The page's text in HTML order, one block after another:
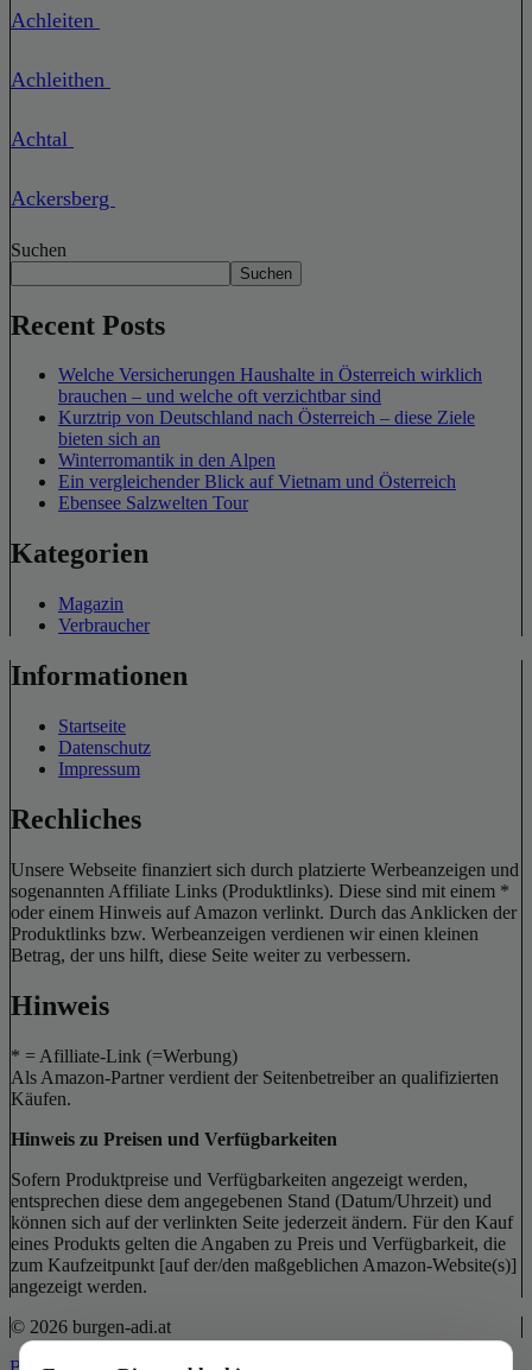
Achleiten
Achleithen
Achtal
Ackersberg
Suchen
Suchen
Recent Posts
Welche Versicherungen Haushalte in Österreich wirklich
brauchen – und welche oft verzichtbar sind
Kurztrip von Deutschland nach Österreich – diese Ziele
bieten sich an
Winterromantik in den Alpen
Ein vergleichender Blick auf Vietnam und Österreich
Ebensee Salzwelten Tour
Kategorien
Magazin
Verbraucher
Informationen
Startseite
Datenschutz
Impressum
Rechliches
Unsere Webseite finanziert sich durch platzierte Werbeanzeigen und
sogenannten Affiliate Links (Produktlinks). Diese sind mit einem *
oder einem Hinweis auf Amazon verlinkt. Durch das Anklicken der
Produktlinks bzw. Werbeanzeigen verdienen wir einen kleinen
Betrag, der uns hilft, diese Seite weiter zu verbessern.
Hinweis
* = Afilliate-Link (=Werbung)
Als Amazon-Partner verdient der Seitenbetreiber an qualifizierten
Käufen.
Hinweis zu Preisen und Verfügbarkeiten
Sofern Produktpreise und Verfügbarkeiten angezeigt werden,
entsprechen diese dem angegebenen Stand (Datum/Uhrzeit) und
können sich auf der verlinkten Seite jederzeit ändern. Für den Kauf
eines Produkts gelten die Angaben zu Preis und Verfügbarkeit, die
zum Kaufzeitpunkt [auf der/den maßgeblichen Amazon-Website(s)]
angezeigt werden.
© 2026 burgen-adi.at